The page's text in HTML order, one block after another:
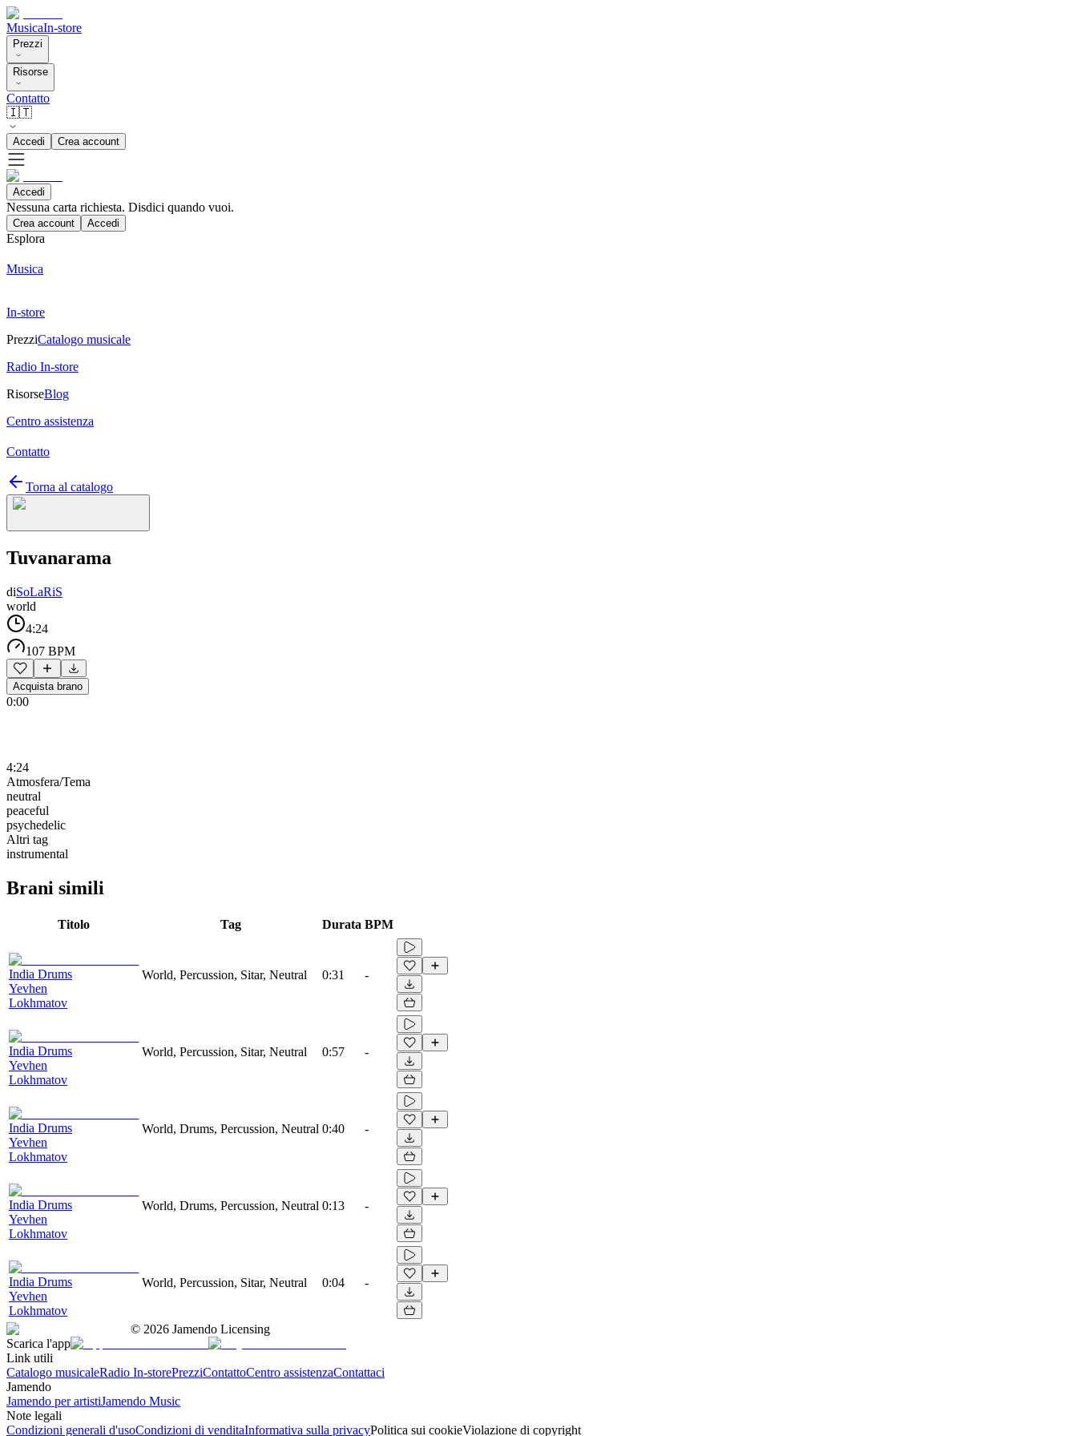
MusicaIn-store
Prezzi
Risorse
Contatto
🇮🇹
Accedi Crea account
Accedi
Nessuna carta richiesta. Disdici quando vuoi.
Crea account Accedi
Esplora
Musica
In-store
PrezziCatalogo musicale
Radio In-store
RisorseBlog
Centro assistenza
Contatto
Torna al catalogo
Tuvanarama
diSoLaRiS
world
4:24
107 BPM
Acquista brano
0:00
4:24
Atmosfera/Tema
neutral
peaceful
psychedelic
Altri tag
instrumental
Brani simili
Titolo Tag Durata BPM
India Drums
Yevhen
Lokhmatov
World, Percussion, Sitar, Neutral 0:31 -
India Drums
Yevhen
Lokhmatov
World, Percussion, Sitar, Neutral 0:57 -
India Drums
Yevhen
Lokhmatov
World, Drums, Percussion, Neutral 0:40 -
India Drums
Yevhen
Lokhmatov
World, Drums, Percussion, Neutral 0:13 -
India Drums
Yevhen
Lokhmatov
World, Percussion, Sitar, Neutral 0:04 -
© 2026 Jamendo Licensing
Scarica l'app
Link utili
Catalogo musicaleRadio In-storePrezziContattoCentro assistenzaContattaci
Jamendo
Jamendo per artistiJamendo Music
Note legali
Condizioni generali d'usoCondizioni di venditaInformativa sulla privacyPolitica sui cookieViolazione di copyright